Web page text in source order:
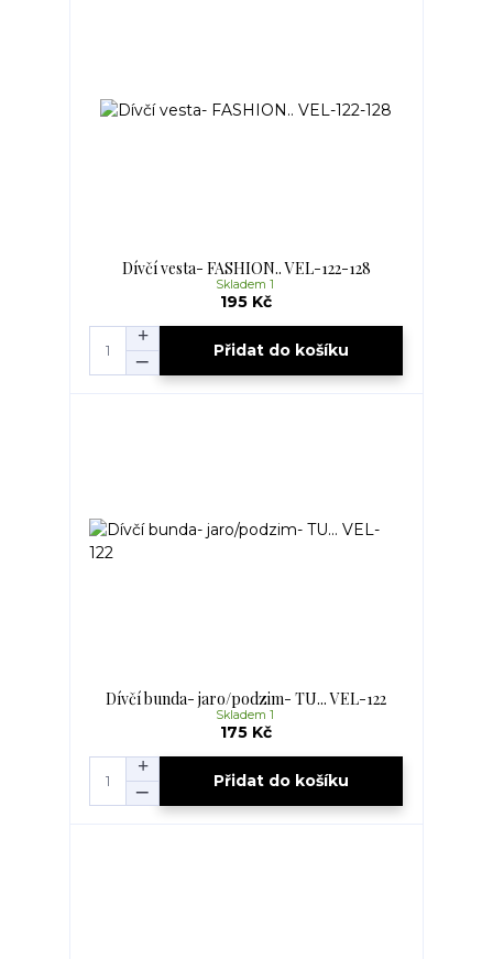
Dívčí vesta- FASHION.. VEL-122-128
195 Kč
Skladem 1
Přidat do košíku
Dívčí bunda- jaro/podzim- TU... VEL-122
175 Kč
Skladem 1
Přidat do košíku